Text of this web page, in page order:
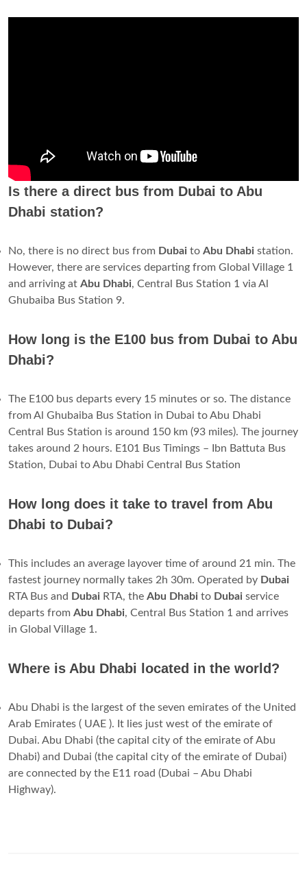
Is there a direct bus from Dubai to Abu
Dhabi station?
No, there is no direct bus from Dubai to Abu Dhabi station.
However, there are services departing from Global Village 1
and arriving at Abu Dhabi, Central Bus Station 1 via Al
Ghubaiba Bus Station 9.
How long is the E100 bus from Dubai to Abu
Dhabi?
The E100 bus departs every 15 minutes or so. The distance
from Al Ghubaiba Bus Station in Dubai to Abu Dhabi
Central Bus Station is around 150 km (93 miles). The journey
takes around 2 hours. E101 Bus Timings – Ibn Battuta Bus
Station, Dubai to Abu Dhabi Central Bus Station
How long does it take to travel from Abu
Dhabi to Dubai?
This includes an average layover time of around 21 min. The
fastest journey normally takes 2h 30m. Operated by Dubai
RTA Bus and Dubai RTA, the Abu Dhabi to Dubai service
departs from Abu Dhabi, Central Bus Station 1 and arrives
in Global Village 1.
Where is Abu Dhabi located in the world?
Abu Dhabi is the largest of the seven emirates of the United
Arab Emirates ( UAE ). It lies just west of the emirate of
Dubai. Abu Dhabi (the capital city of the emirate of Abu
Dhabi) and Dubai (the capital city of the emirate of Dubai)
are connected by the E11 road (Dubai – Abu Dhabi
Highway).